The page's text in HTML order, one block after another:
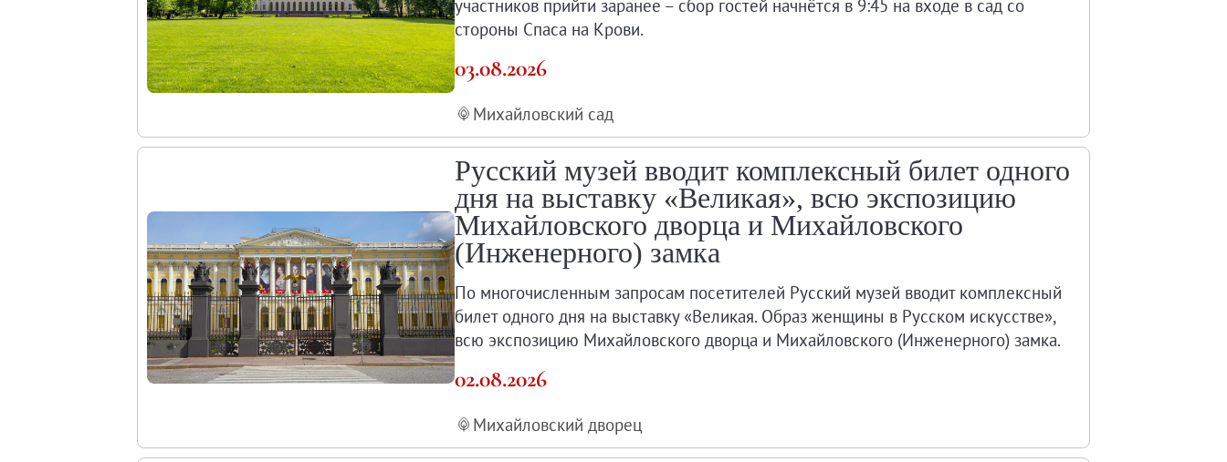
Генеральный директор
Дворцы и сады
Корпус Бенуа
Строгановский дворец
Домик Петра I
Летний дворец Петра I
Летний сад
Михайловский сад
Западный павильон Михайловского замка
Восточный павильон Михайловского замка
участников прийти заранее – сбор гостей начнётся в 9:45 на входе в сад со
стороны Спаса на Крови.
03.08.2026
Михайловский сад
Русский музей вводит комплексный билет одного
дня на выставку «Великая», всю экспозицию
Михайловского дворца и Михайловского
(Инженерного) замка
По многочисленным запросам посетителей Русский музей вводит комплексный
билет одного дня на выставку «Великая. Образ женщины в Русском искусстве»,
всю экспозицию Михайловского дворца и Михайловского (Инженерного) замка.
02.08.2026
Михайловский дворец